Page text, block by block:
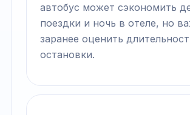
автобус может сэкономить
поездки и ночь в отеле, но
заранее оценить
остановки.